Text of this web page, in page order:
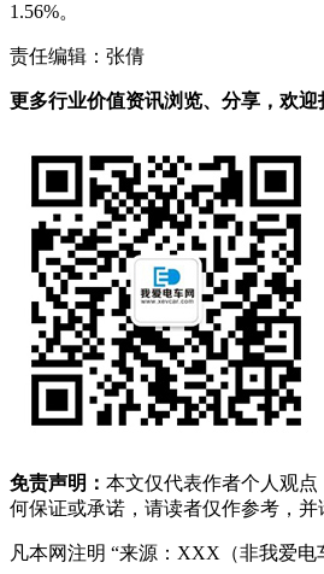
1.56%。
责任编辑：张倩
更多行业价值资讯浏览、分享，欢
免责声明： 本文仅代表作者个人观
何保证或承诺，请读者仅作参考，并
凡本网注明 “来源：XXX（非我爱